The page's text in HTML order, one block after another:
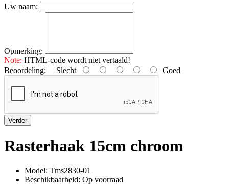
Uw naam:
Opmerking:
Note: HTML-code wordt niet vertaald!
Beoordeling: Slecht Goed
Verder
Rasterhaak 15cm chroom
Model: Tms2830-01
Beschikbaarheid: Op voorraad